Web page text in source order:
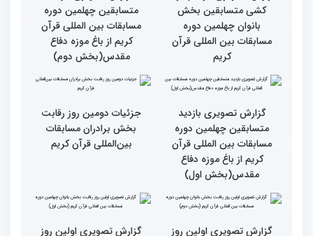
گزارش تصویری مراسم قرعه
کشی متسابقین بخش
بانوان چهلمین دوره
مسابقات بین المللی قرآن
کریم
گزارش تصویری بازدید
متسابقین چهلمین دوره
مسابقات بین المللی قرآن
کریم از باغ موزه دفاع
مقدس(بخش دوم)
گزارش تصویری بازدید
متسابقین چهلمین دوره
مسابقات بین المللی قرآن
کریم از باغ موزه دفاع
مقدس(بخش اول)
بین‌المللی قرآن کریم